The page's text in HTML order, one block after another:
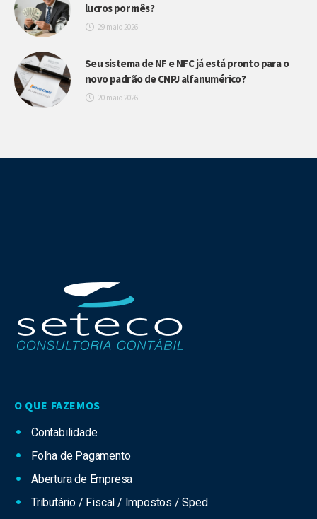
lucros por mês?
29 maio 2026
Seu sistema de NF e NFC já está pronto para o
novo padrão de CNPJ alfanumérico?
20 maio 2026
O QUE FAZEMOS
Contabilidade
Folha de Pagamento
Abertura de Empresa
Tributário / Fiscal / Impostos / Sped